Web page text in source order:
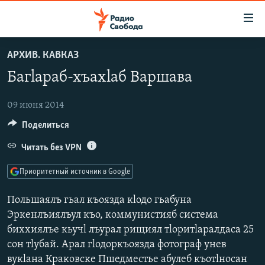
упрощенного
доступа
Вернуться
основному
содержанию
Вернутся
главной
Вернутся
поиску
ПОДКАСТЫ
АВТОРСКИЕ ПРОЕКТЫ
ЦИТАТЫ СВОБОДЫ
МНЕНИЯ
КУЛЬТУРА
КАВКАЗ.РЕАЛИИ
СЕВЕР.РЕАЛИИ
СИБИРЬ.РЕАЛИИ
АРХИВ. КАВКАЗ
Багlараб-хъахlаб Варшава
09 июня 2014
Польшаялъ гьал къоязда кlодо гьабуна
Эркенлъиялъул къо, коммунистияб система
биххиялъе кьучl лъурал рищиял тlоритlаралдаса 25
сон тlубай. Арал гlодоркъоязда фотограф унев
вукlана Краковске Пшедместье абулеб къотlносан
Поделиться
Читать без VPN
Приоритетный источник в Google